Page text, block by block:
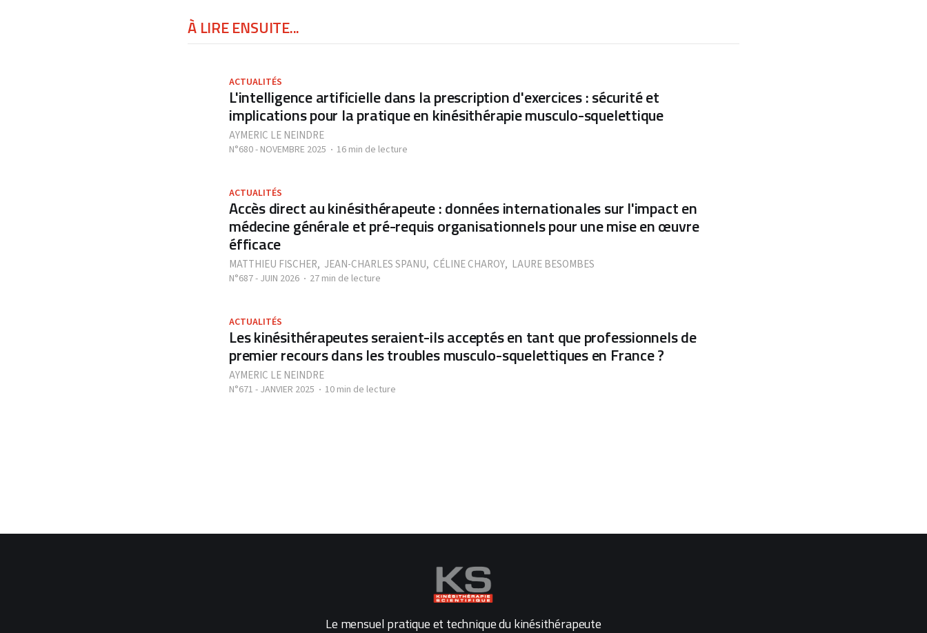
À LIRE ENSUITE...
ACTUALITÉS
L'intelligence artificielle dans la prescription d'exercices : sécurité et
implications pour la pratique en kinésithérapie musculo-squelettique
AYMERIC LE NEINDRE
N°680 - NOVEMBRE 2025 16 min de lecture
ACTUALITÉS
Accès direct au kinésithérapeute : données internationales sur l'impact en
médecine générale et pré-requis organisationnels pour une mise en œuvre
éfficace
MATTHIEU FISCHER, JEAN-CHARLES SPANU, CÉLINE CHAROY, LAURE BESOMBES
N°687 - JUIN 2026 27 min de lecture
ACTUALITÉS
Les kinésithérapeutes seraient-ils acceptés en tant que professionnels de
premier recours dans les troubles musculo-squelettiques en France ?
AYMERIC LE NEINDRE
N°671 - JANVIER 2025 10 min de lecture
Le mensuel pratique et technique du kinésithérapeute